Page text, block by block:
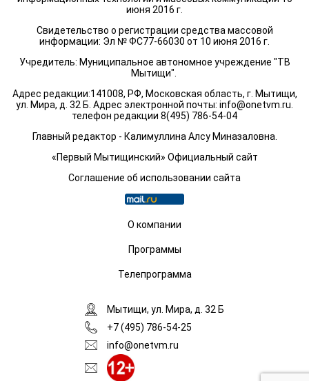
июня 2016 г.
Свидетельство о регистрации средства массовой
информации: Эл № ФС77-66030 от 10 июня 2016 г.
Учредитель: Муниципальное автономное учреждение "ТВ
Мытищи".
Адрес редакции:141008, РФ, Московская область, г. Мытищи,
ул. Мира, д. 32 Б. Адрес электронной почты: info@onetvm.ru
телефон редакции 8(495) 786-54-04
Главный редактор - Калимуллина Алсу Миназаловна.
«Первый Мытищинский» Официальный сайт
Соглашение об использовании сайта
О компании
Программы
Телепрограмма
Мытищи, ул. Мира, д. 32 Б
+7 (495) 786-54-25
info@onetvm.ru